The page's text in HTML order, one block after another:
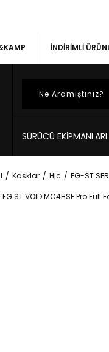
İNDİRİMLİ
SÜRÜCÜ EKİPMANLARI
Kasklar Hjc FG-ST